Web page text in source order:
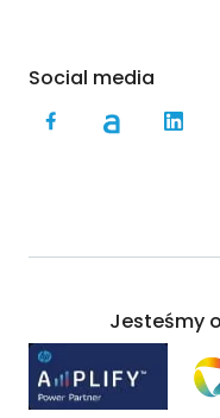
Social media
Jesteśmy